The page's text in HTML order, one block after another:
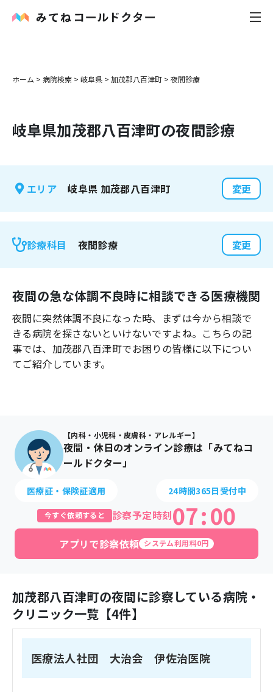
内科
花粉症
感染症
よくあるご質問
ホーム > 病院検索 > 岐阜県 > 加茂郡八百津町 > 夜間診療
岐阜県加茂郡八百津町の夜間診療
エリア 岐阜県 加茂郡八百津町 変更
診療科目 夜間診療 変更
夜間の急な体調不良時に相談できる医療機関
夜間に突然体調不良になった時、まずは今から相談で
きる病院を探さないといけないですよね。こちらの記
事では、 加茂郡八百津町でお困りの皆様に以下につい
てご紹介しています。
【内科・小児科・皮膚科・アレルギー】
夜間・休日のオンライン診療は「みてねコ
ールドクター」
医療証・保険証適用 24時間365日受付中
今すぐ依頼すると 診察予定時刻07:00
アプリで診察依頼 システム利用料0円
加茂郡八百津町の夜間に診察している病院・
クリニック一覧【4件】
医療法人社団 大治会 伊佐治医院